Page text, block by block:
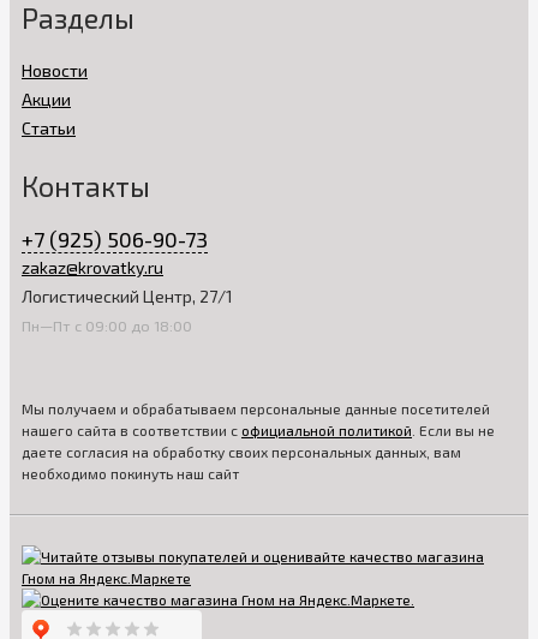
Разделы
Новости
Акции
Статьи
Контакты
+7 (925) 506-90-73
zakaz@krovatky.ru
Логистический Центр, 27/1
Пн—Пт с 09:00 до 18:00
Мы получаем и обрабатываем персональные данные посетителей
нашего сайта в соответствии с официальной политикой . Если вы не
даете согласия на обработку своих персональных данных, вам
необходимо покинуть наш сайт